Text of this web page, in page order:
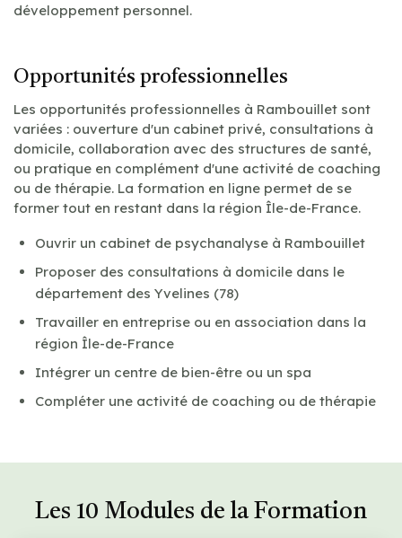
développement personnel.
Opportunités professionnelles
Les opportunités professionnelles à Rambouillet sont
variées : ouverture d'un cabinet privé, consultations à
domicile, collaboration avec des structures de santé,
ou pratique en complément d'une activité de coaching
ou de thérapie. La formation en ligne permet de se
former tout en restant dans la région Île-de-France.
Ouvrir un cabinet de psychanalyse à Rambouillet
Proposer des consultations à domicile dans le
département des Yvelines (78)
Travailler en entreprise ou en association dans la
région Île-de-France
Intégrer un centre de bien-être ou un spa
Compléter une activité de coaching ou de thérapie
Les 10 Modules de la Formation